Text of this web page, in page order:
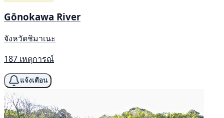
Gōnokawa River
จังหวัดชิมาเนะ
187 เหตุการณ์
แจ้งเตือน